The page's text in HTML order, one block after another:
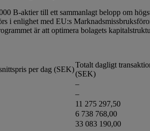
B-aktier till ett sammanlagt belopp om
i enlighet med EU:s
är att optimera bolagets
per dag (SEK)
Totalt dagligt
(SEK)
–
–
11 275 297,50
6 738 768,00
33 083 190,00